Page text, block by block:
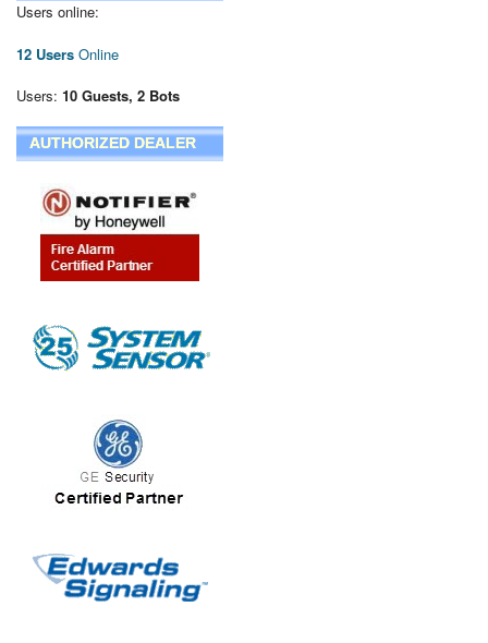
Users online:
12 Users Online
Users: 10 Guests, 2 Bots
AUTHORIZED DEALER